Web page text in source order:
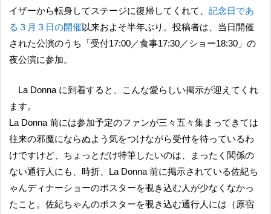
イザーから転身してステージに復帰してくれて、 記念日であ
る３月３日の開催以来およそ半年ぶり。投稿者は、当日開催
された公演のうち「受付17:00／食事17:30／ショー18:30」の
夜公演に参加。
La Donna に到着すると、こんな愛らしい掲示が迎えてくれ
ます。
La Donna 前には参加予定のファンが三々五々集まってきては
往来の邪魔にならぬよう気をつけながら受付を待っているわ
けですけど、ちょっとだけ特筆したいのは、まったく関係の
ない通行人にも、時折、La Donna 前に掲示されている佐紀ち
ゃんディナーショーのポスターを覗き込む人が少なくなかっ
たこと。佐紀ちゃんのポスターを覗き込む通行人には（原宿